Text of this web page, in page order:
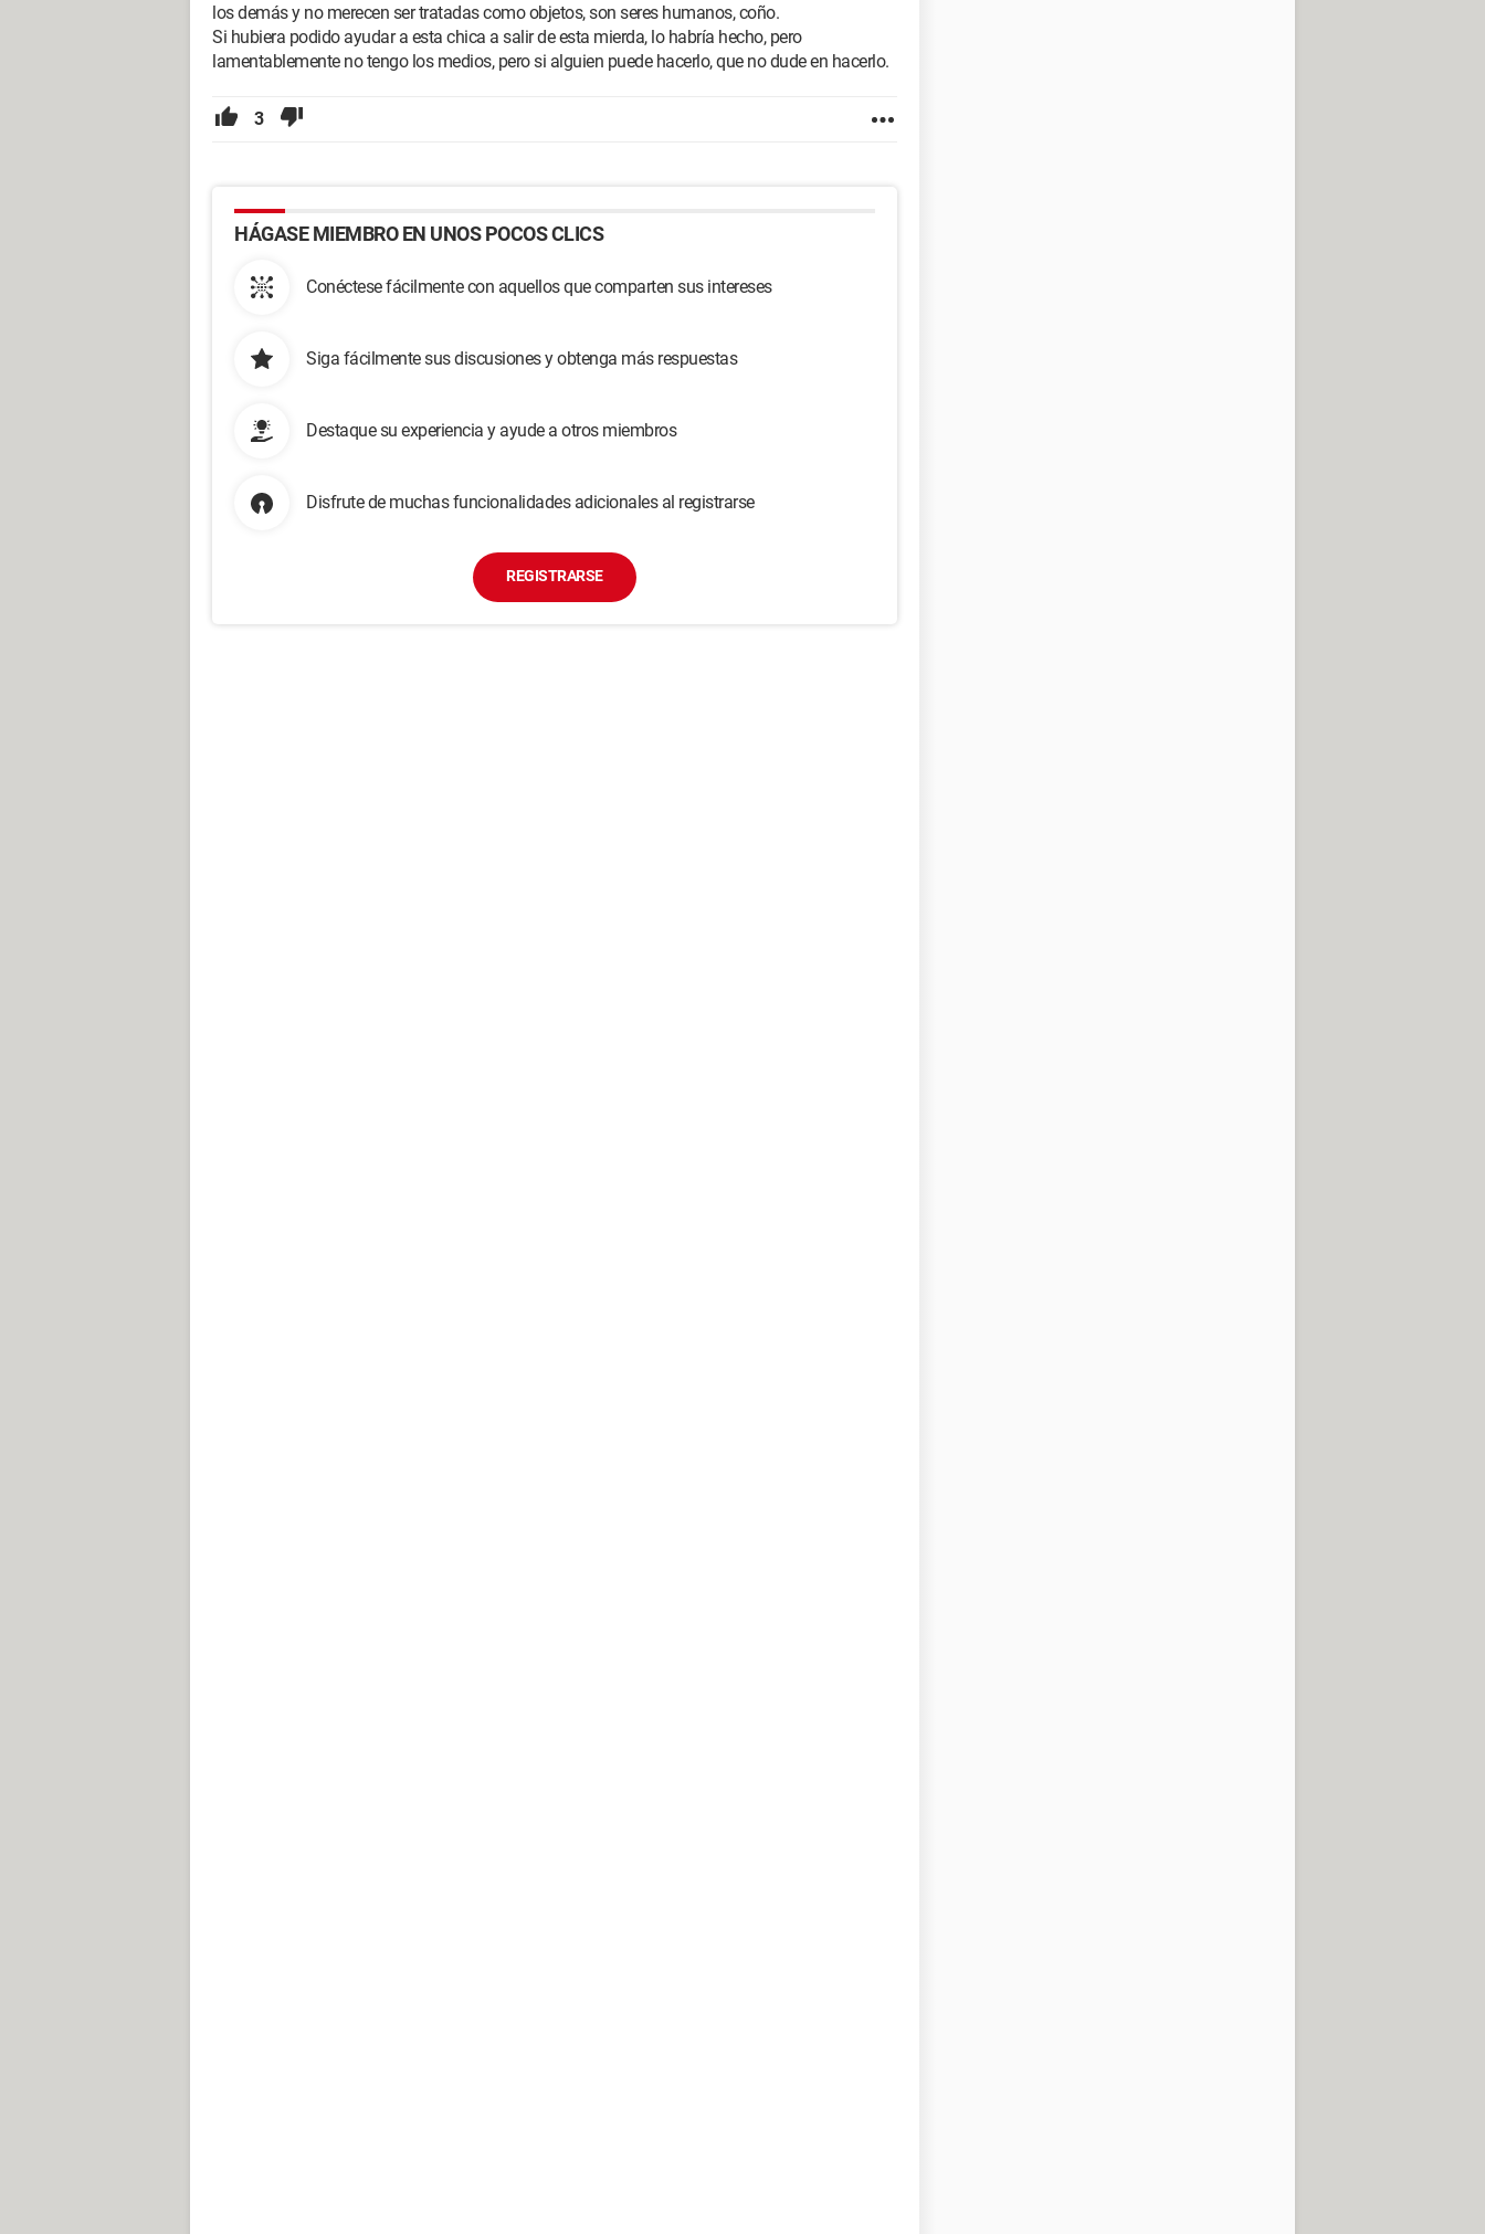
los demás y no merecen ser tratadas como objetos, son seres humanos, coño.
Si hubiera podido ayudar a esta chica a salir de esta mierda, lo habría hecho, pero
lamentablemente no tengo los medios, pero si alguien puede hacerlo, que no dude en hacerlo.
3
HÁGASE MIEMBRO EN UNOS POCOS CLICS
Conéctese fácilmente con aquellos que comparten sus intereses
Siga fácilmente sus discusiones y obtenga más respuestas
Destaque su experiencia y ayude a otros miembros
Disfrute de muchas funcionalidades adicionales al registrarse
REGISTRARSE